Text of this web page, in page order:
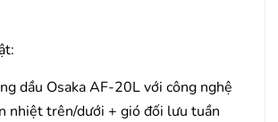
dầu Osaka AF-20L với công nghệ
nhiệt trên/dưới + gió đối lưu tuần